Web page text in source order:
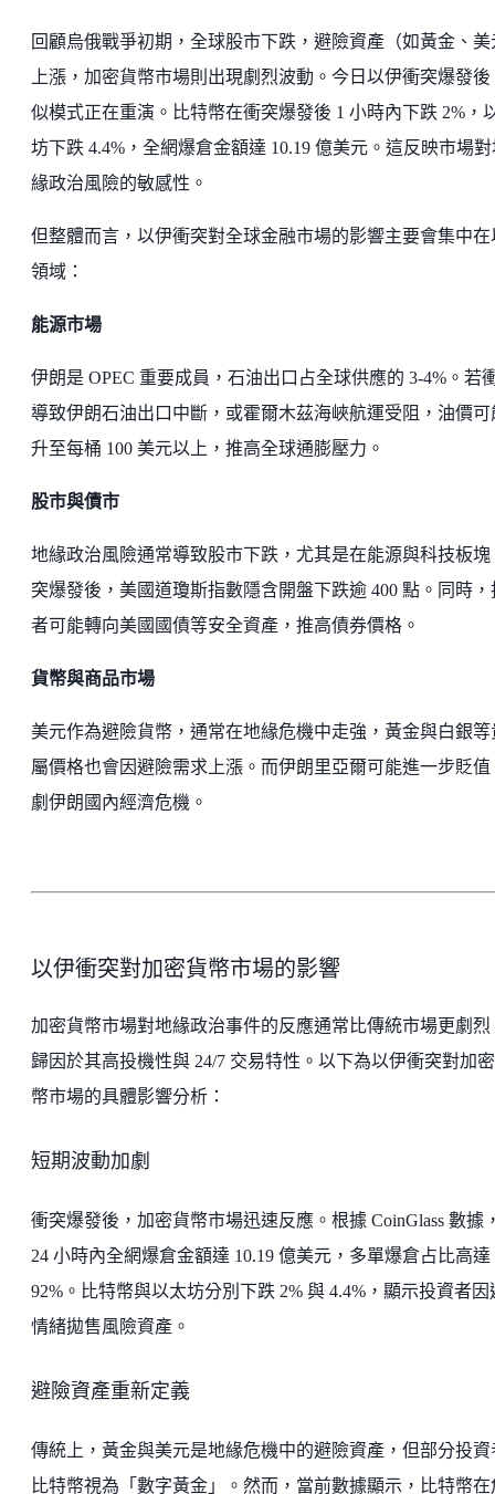
回顧烏俄戰爭初期，全球股市下跌，避險資產（如黃金、美
上漲，加密貨幣市場則出現劇烈波動。今日以伊衝突爆發後
似模式正在重演。比特幣在衝突爆發後 1 小時內下跌 2%，
坊下跌 4.4%，全網爆倉金額達 10.19 億美元。這反映市場
緣政治風險的敏感性。
但整體而言，以伊衝突對全球金融市場的影響主要會集中在
領域：
能源市場
伊朗是 OPEC 重要成員，石油出口占全球供應的 3-4%。若
導致伊朗石油出口中斷，或霍爾木茲海峽航運受阻，油價可
升至每桶 100 美元以上，推高全球通膨壓力。
股市與債市
地緣政治風險通常導致股市下跌，尤其是在能源與科技板塊
突爆發後，美國道瓊斯指數隱含開盤下跌逾 400 點。同時，
者可能轉向美國國債等安全資產，推高債券價格。
貨幣與商品市場
美元作為避險貨幣，通常在地緣危機中走強，黃金與白銀等
屬價格也會因避險需求上漲。而伊朗里亞爾可能進一步貶值
劇伊朗國內經濟危機。
以伊衝突對加密貨幣市場的影響
加密貨幣市場對地緣政治事件的反應通常比傳統市場更劇烈
歸因於其高投機性與 24/7 交易特性。以下為以伊衝突對加
幣市場的具體影響分析：
短期波動加劇
衝突爆發後，加密貨幣市場迅速反應。根據 CoinGlass 數據
24 小時內全網爆倉金額達 10.19 億美元，多單爆倉占比高達
92%。比特幣與以太坊分別下跌 2% 與 4.4%，顯示投資者因
情緒拋售風險資產。
避險資產重新定義
傳統上，黃金與美元是地緣危機中的避險資產，但部分投資
比特幣視為「數字黃金」。然而，當前數據顯示，比特幣在